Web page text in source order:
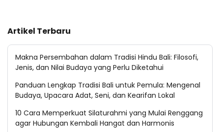
Artikel Terbaru
Makna Persembahan dalam Tradisi Hindu Bali: Filosofi,
Jenis, dan Nilai Budaya yang Perlu Diketahui
Panduan Lengkap Tradisi Bali untuk Pemula: Mengenal
Budaya, Upacara Adat, Seni, dan Kearifan Lokal
10 Cara Memperkuat Silaturahmi yang Mulai Renggang
agar Hubungan Kembali Hangat dan Harmonis